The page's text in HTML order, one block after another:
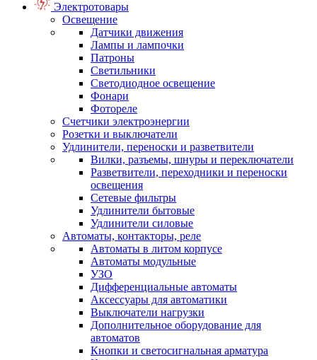
Электротовары
Освещение
Датчики движения
Лампы и лампочки
Патроны
Светильники
Светодиодное освещение
Фонари
Фотореле
Счетчики электроэнергии
Розетки и выключатели
Удлинители, переноски и разветвители
Вилки, разъемы, шнуры и переключатели
Разветвители, переходники и переноски
освещения
Сетевые фильтры
Удлинители бытовые
Удлинители силовые
Автоматы, контакторы, реле
Автоматы в литом корпусе
Автоматы модульные
УЗО
Дифференциальные автоматы
Аксессуары для автоматики
Выключатели нагрузки
Дополнительное оборудование для
автоматов
Кнопки и светосигнальная арматура